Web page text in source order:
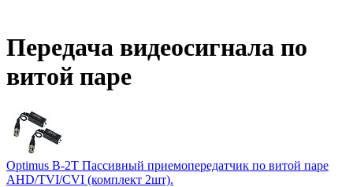
Передача видеосигнала по
витой паре
Optimus B-2T Пассивный приемопередатчик по витой паре
AHD/TVI/CVI (комплект 2шт).